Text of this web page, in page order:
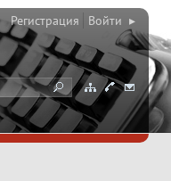
Регистрация Войти ▸